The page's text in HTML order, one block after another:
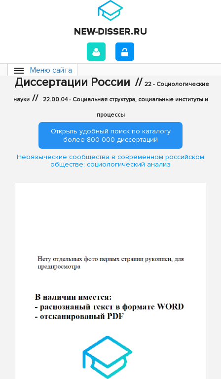
Меню сайта
Диссертации России // 22 - Социологические
науки // 22.00.04 - Социальная структура, социальные институты и
процессы
Открыть удобный поиск по каталогу
более 800 000 диссертаций
Неоязыческие сообщества в современном российском
обществе: социологический анализ